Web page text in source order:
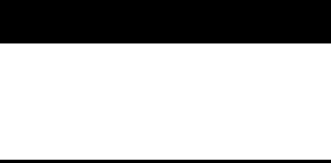
rezerwacje i zwiedzanie